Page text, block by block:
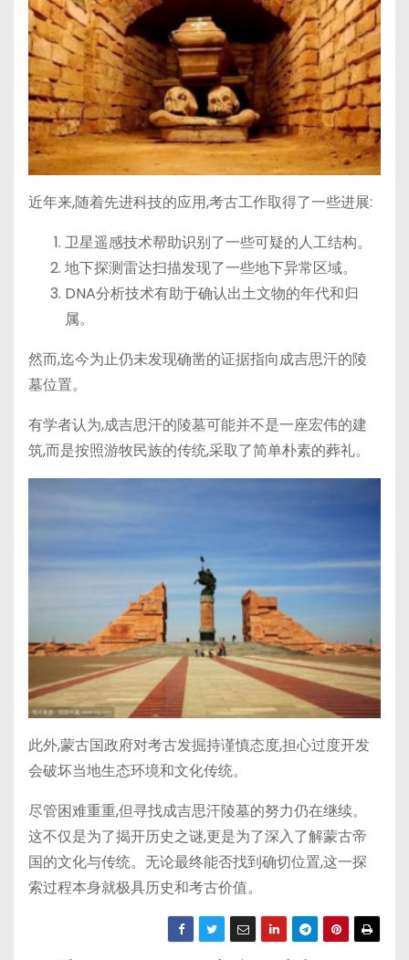
近年来,随着先进科技的应用,考古工作取得了一些进展:
卫星遥感技术帮助识别了一些可疑的人工结构。
地下探测雷达扫描发现了一些地下异常区域。
DNA分析技术有助于确认出土文物的年代和归
属。
然而,迄今为止仍未发现确凿的证据指向成吉思汗的陵
墓位置。
有学者认为,成吉思汗的陵墓可能并不是一座宏伟的建
筑,而是按照游牧民族的传统,采取了简单朴素的葬礼。
此外,蒙古国政府对考古发掘持谨慎态度,担心过度开发
会破坏当地生态环境和文化传统。
尽管困难重重,但寻找成吉思汗陵墓的努力仍在继续。
这不仅是为了揭开历史之谜,更是为了深入了解蒙古帝
国的文化与传统。无论最终能否找到确切位置,这一探
索过程本身就极具历史和考古价值。